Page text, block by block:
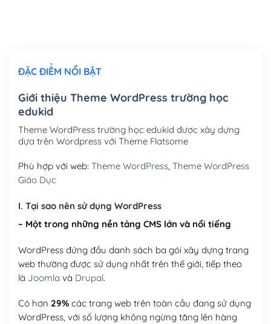
Mua thêm Host + Tên miền
Tên miền quốc tế .com .net .org (1 năm)
(+300,000₫)
Tên miền Việt Nam .vn (1 năm)
Hosting 2GB SSD (1 năm)(+450,000₫)
Hosting 3GB SSD (1 năm)(+550,000₫)
Hosting 5GB SSD (1 năm)
Hosting 8GB SSD (1 năm) (+950,000₫)
ĐẶC ĐIỂM NỔI BẬT
Giới thiệu Theme WordPress trường học
edukid
Theme WordPress trường học edukid được xây dựng
dựa trên Wordpress với Theme Flatsome
Phù hợp với web: Theme WordPress, Theme WordPress
Giáo Dục
I. Tại sao nên sử dụng WordPress
– Một trong những nền tảng CMS lớn và nổi tiếng
WordPress đứng đầu danh sách ba gói xây dựng trang
web thường được sử dụng nhất trên thế giới, tiếp theo
là Joomla và Drupal.
Có hơn 29%các trang web trên toàn cầu đang sử dụng
WordPress, với số lượng không ngừng tăng lên hàng